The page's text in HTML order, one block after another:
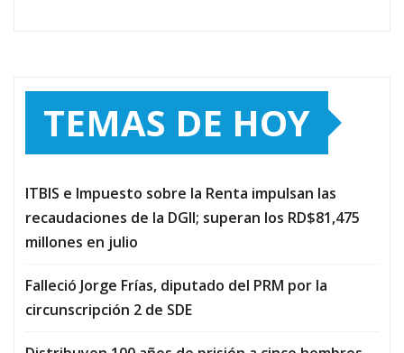
TEMAS DE HOY
ITBIS e Impuesto sobre la Renta impulsan las
recaudaciones de la DGII; superan los RD$81,475
millones en julio
Falleció Jorge Frías, diputado del PRM por la
circunscripción 2 de SDE